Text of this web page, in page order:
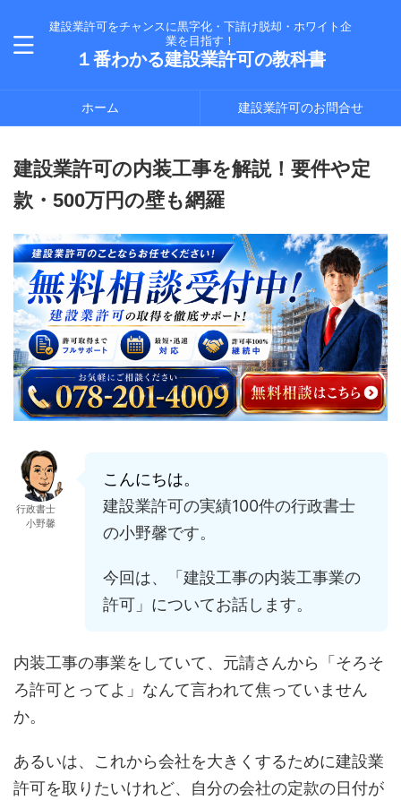
建設業許可をチャンスに黒字化・下請け脱却・ホワイト企
業を目指す！
１番わかる建設業許可の教科書
ホーム 建設業許可のお問合せ
建設業許可の内装工事を解説！要件や定
款・500万円の壁も網羅
行政書士
小野馨
こんにちは。
建設業許可の実績100件の行政書士
の小野馨です。
今回は、「建設工事の内装工事業の
許可」についてお話します。
内装工事の事業をしていて、元請さんから「そろそ
ろ許可とってよ」なんて言われて焦っていません
か。
あるいは、これから会社を大きくするために建設業
許可を取りたいけれど、自分の会社の定款の日付が